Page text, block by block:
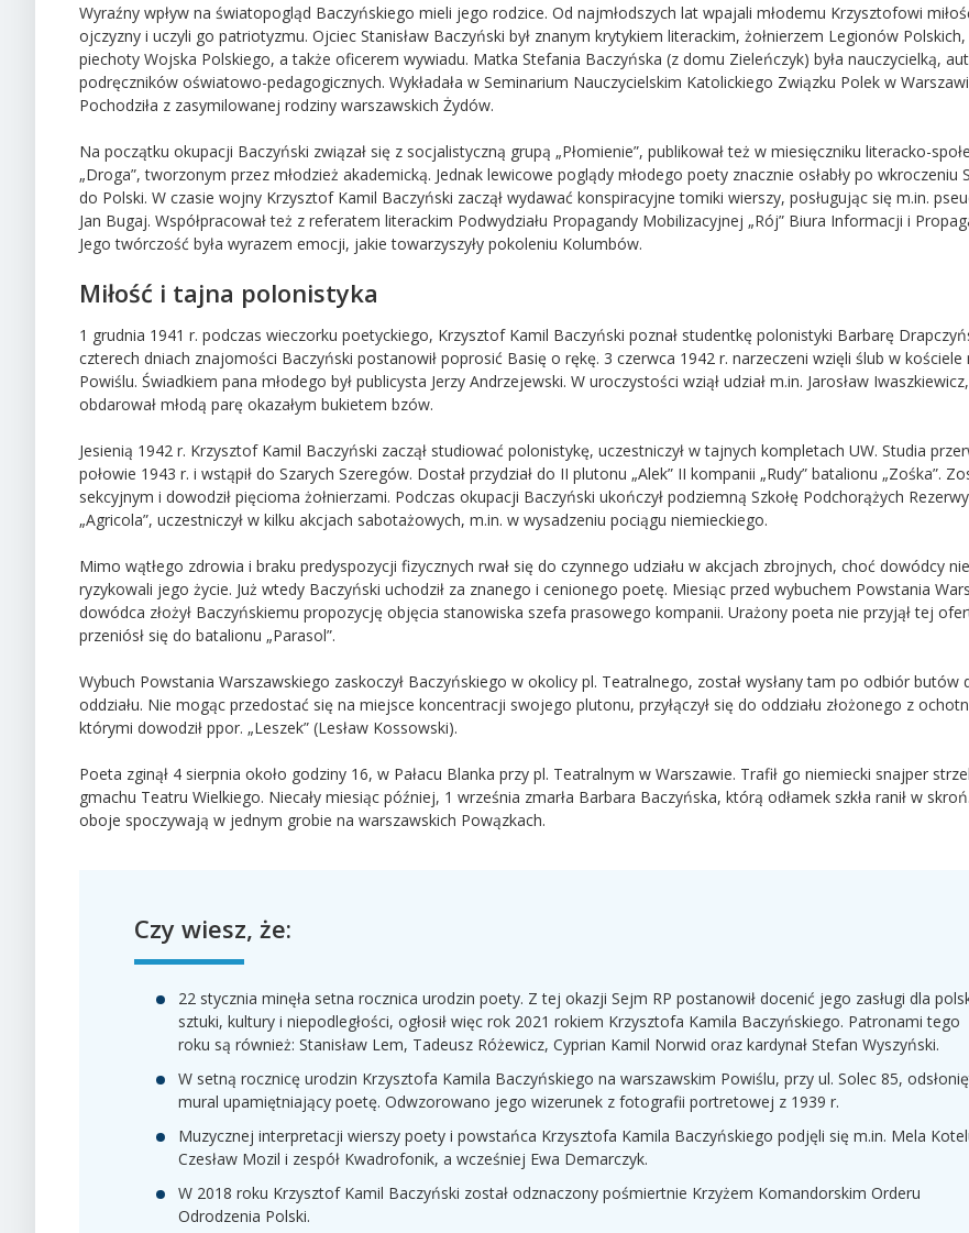
Wyraźny wpływ na światopogląd Baczyńskiego mieli jego rodzice. Od najmłodszych lat wpajali młodemu Krzysztofowi
ojczyzny i uczyli go patriotyzmu. Ojciec Stanisław Baczyński był znanym krytykiem literackim, żołnierzem Legionów
piechoty Wojska Polskiego, a także oficerem wywiadu. Matka Stefania Baczyńska (z domu Zieleńczyk) była nauczycielką,
podręczników oświatowo-pedagogicznych. Wykładała w Seminarium Nauczycielskim Katolickiego Związku Polek w
Pochodziła z zasymilowanej rodziny warszawskich Żydów.
Na początku okupacji Baczyński związał się z socjalistyczną grupą „Płomienie”, publikował też w miesięczniku literacko-
„Droga”, tworzonym przez młodzież akademicką. Jednak lewicowe poglądy młodego poety znacznie osłabły po wkroczeniu
do Polski. W czasie wojny Krzysztof Kamil Baczyński zaczął wydawać konspiracyjne tomiki wierszy, posługując się m.in.
Jan Bugaj. Współpracował też z referatem literackim Podwydziału Propagandy Mobilizacyjnej „Rój” Biura Informacji i
Jego twórczość była wyrazem emocji, jakie towarzyszyły pokoleniu Kolumbów.
Miłość i tajna polonistyka
1 grudnia 1941 r. podczas wieczorku poetyckiego, Krzysztof Kamil Baczyński poznał studentkę polonistyki Barbarę
czterech dniach znajomości Baczyński postanowił poprosić Basię o rękę. 3 czerwca 1942 r. narzeczeni wzięli ślub w kościele
Powiślu. Świadkiem pana młodego był publicysta Jerzy Andrzejewski. W uroczystości wziął udział m.in. Jarosław
obdarował młodą parę okazałym bukietem bzów.
Jesienią 1942 r. Krzysztof Kamil Baczyński zaczął studiować polonistykę, uczestniczył w tajnych kompletach UW. Studia
połowie 1943 r. i wstąpił do Szarych Szeregów. Dostał przydział do II plutonu „Alek” II kompanii „Rudy” batalionu „Zośka”.
sekcyjnym i dowodził pięcioma żołnierzami. Podczas okupacji Baczyński ukończył podziemną Szkołę Podchorążych Rezerwy
„Agricola”, uczestniczył w kilku akcjach sabotażowych, m.in. w wysadzeniu pociągu niemieckiego.
Mimo wątłego zdrowia i braku predyspozycji fizycznych rwał się do czynnego udziału w akcjach zbrojnych, choć dowódcy
ryzykowali jego życie. Już wtedy Baczyński uchodził za znanego i cenionego poetę. Miesiąc przed wybuchem Powstania
dowódca złożył Baczyńskiemu propozycję objęcia stanowiska szefa prasowego kompanii. Urażony poeta nie przyjął tej
przeniósł się do batalionu „Parasol”.
Wybuch Powstania Warszawskiego zaskoczył Baczyńskiego w okolicy pl. Teatralnego, został wysłany tam po odbiór butów
oddziału. Nie mogąc przedostać się na miejsce koncentracji swojego plutonu, przyłączył się do oddziału złożonego z
którymi dowodził ppor. „Leszek” (Lesław Kossowski).
Poeta zginął 4 sierpnia około godziny 16, w Pałacu Blanka przy pl. Teatralnym w Warszawie. Trafił go niemiecki snajper
gmachu Teatru Wielkiego. Niecały miesiąc później, 1 września zmarła Barbara Baczyńska, którą odłamek szkła ranił w
oboje spoczywają w jednym grobie na warszawskich Powązkach.
Czy wiesz, że:
22 stycznia minęła setna rocznica urodzin poety. Z tej okazji Sejm RP postanowił docenić jego zasługi dla
sztuki, kultury i niepodległości, ogłosił więc rok 2021 rokiem Krzysztofa Kamila Baczyńskiego. Patronami tego
roku są również: Stanisław Lem, Tadeusz Różewicz, Cyprian Kamil Norwid oraz kardynał Stefan Wyszyński.
W setną rocznicę urodzin Krzysztofa Kamila Baczyńskiego na warszawskim Powiślu, przy ul. Solec 85,
mural upamiętniający poetę. Odwzorowano jego wizerunek z fotografii portretowej z 1939 r.
Muzycznej interpretacji wierszy poety i powstańca Krzysztofa Kamila Baczyńskiego podjęli się m.in. Mela
Czesław Mozil i zespół Kwadrofonik, a wcześniej Ewa Demarczyk.
W 2018 roku Krzysztof Kamil Baczyński został odznaczony pośmiertnie Krzyżem Komandorskim Orderu
Odrodzenia Polski.